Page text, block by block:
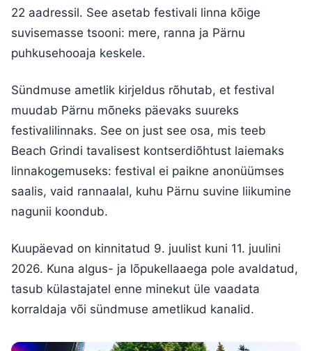
22 aadressil. See asetab festivali linna kõige
suvisemasse tsooni: mere, ranna ja Pärnu
puhkusehooaja keskele.
Sündmuse ametlik kirjeldus rõhutab, et festival
muudab Pärnu mõneks päevaks suureks
festivalilinnaks. See on just see osa, mis teeb
Beach Grindi tavalisest kontserdiõhtust laiemaks
linnakogemuseks: festival ei paikne anonüümses
saalis, vaid rannaalal, kuhu Pärnu suvine liikumine
nagunii koondub.
Kuupäevad on kinnitatud 9. juulist kuni 11. juulini
2026. Kuna algus- ja lõpukellaaega pole avaldatud,
tasub külastajatel enne minekut üle vaadata
korraldaja või sündmuse ametlikud kanalid.